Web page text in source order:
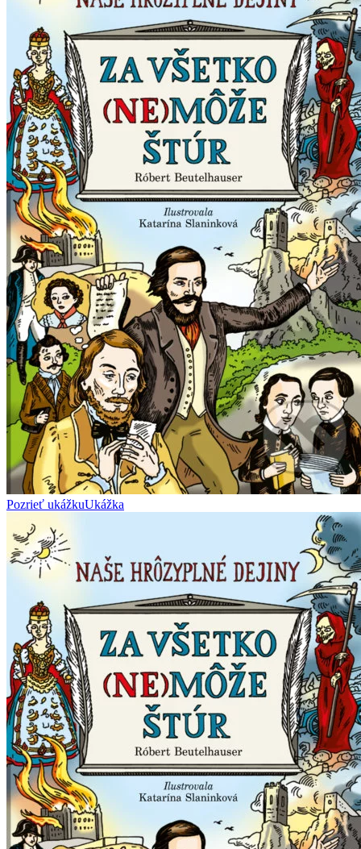
Pozrieť ukážkuUkážka